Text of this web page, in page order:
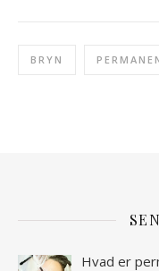
BRYN
Hvad er